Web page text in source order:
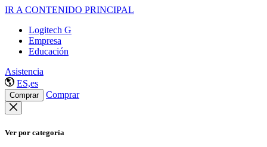
IR A CONTENIDO PRINCIPAL
Logitech G
Empresa
Educación
Asistencia
ES,es
Comprar Comprar
Ver por categoría